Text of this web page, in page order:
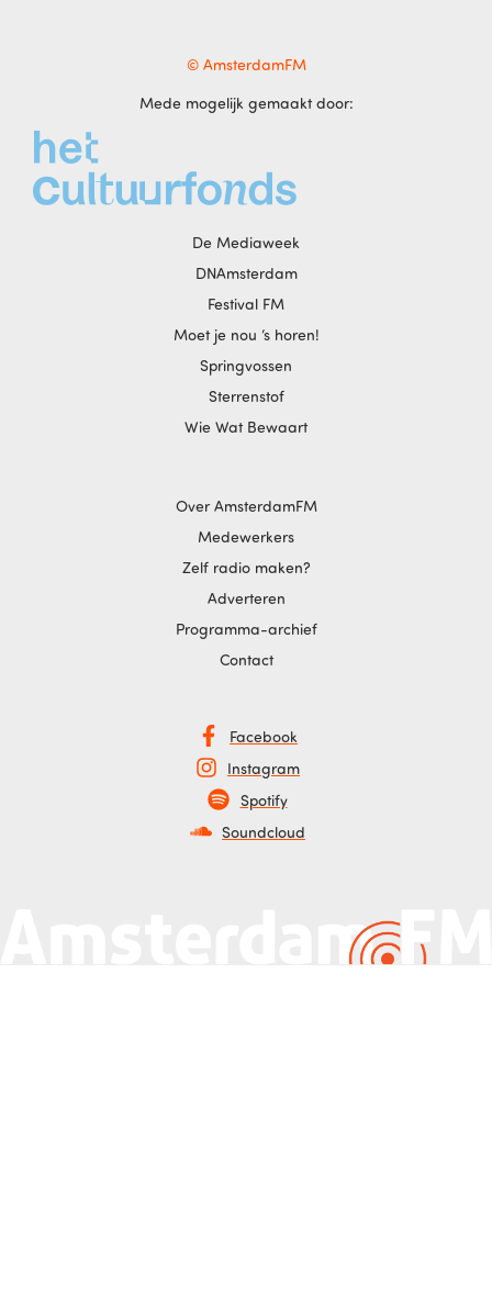
© AmsterdamFM
Mede mogelijk gemaakt door:
De Mediaweek
DNAmsterdam
Festival FM
Moet je nou ‘s horen!
Springvossen
Sterrenstof
Wie Wat Bewaart
Over AmsterdamFM
Medewerkers
Zelf radio maken?
Adverteren
Programma-archief
Contact
Facebook
Instagram
Spotify
Soundcloud